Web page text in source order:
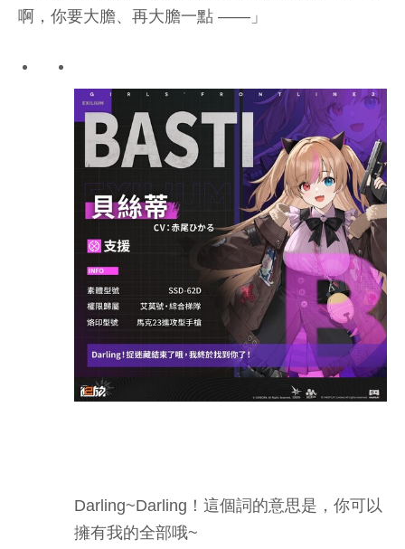
啊，你要大膽、再大膽一點 ——」
Darling~Darling！這個詞的意思是，你可以
擁有我的全部哦~